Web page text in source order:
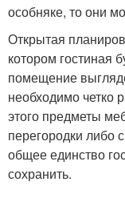
особняке, то они
Открытая
котором гостиная
помещение
необходимо четко
этого предметы
перегородки либо
общее единство
сохранить.